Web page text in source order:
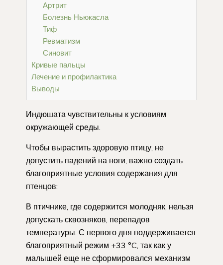
Артрит
Болезнь Ньюкасла
Тиф
Ревматизм
Синовит
Кривые пальцы
Лечение и профилактика
Выводы
Индюшата чувствительны к условиям
окружающей среды.
Чтобы вырастить здоровую птицу, не
допустить падений на ноги, важно создать
благоприятные условия содержания для
птенцов:
В птичнике, где содержится молодняк, нельзя
допускать сквозняков, перепадов
температуры. С первого дня поддерживается
благоприятный режим +33 °C, так как у
малышей еще не сформировался механизм